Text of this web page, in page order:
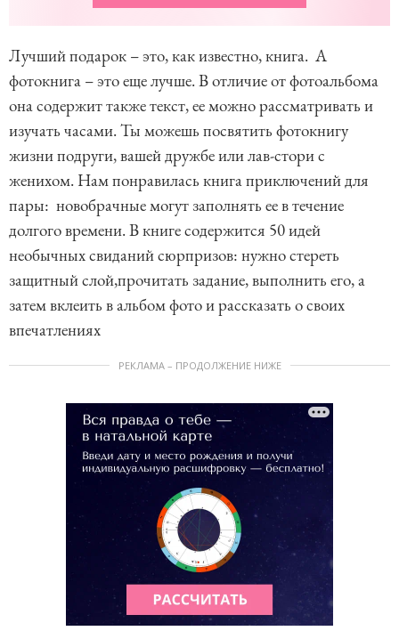
Лучший подарок – это, как известно, книга. А
фотокнига – это еще лучше. В отличие от фотоальбома
она содержит также текст, ее можно рассматривать и
изучать часами. Ты можешь посвятить фотокнигу
жизни подруги, вашей дружбе или лав-стори с
женихом. Нам понравилась книга приключений для
пары: новобрачные могут заполнять ее в течение
долгого времени. В книге содержится 50 идей
необычных свиданий сюрпризов: нужно стереть
защитный слой,прочитать задание, выполнить его, а
затем вклеить в альбом фото и рассказать о своих
впечатлениях
РЕКЛАМА – ПРОДОЛЖЕНИЕ НИЖЕ